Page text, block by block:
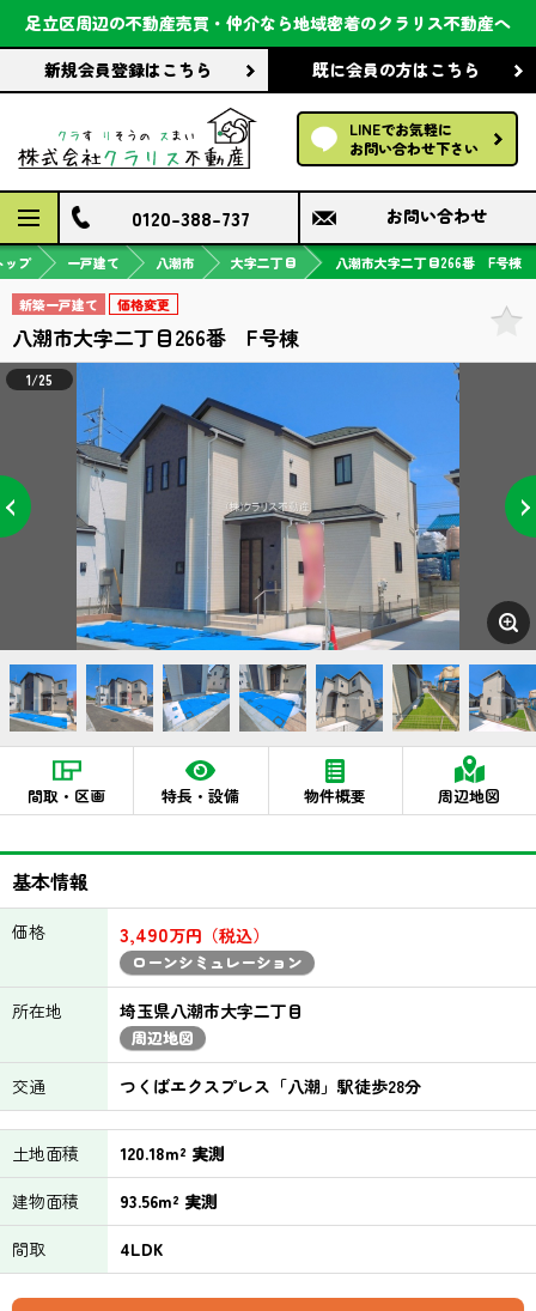
足立区周辺の不動産売買・仲介なら地域密着のクラリス不動産へ
新規会員登録はこちら 既に会員の方はこちら
LINEでお気軽に
お問い合わせ下さい
会社案内
前回の履歴で探す
保存した条件で探す
検討中の物件
0120-388-737 お問い合わせ
ップ 一戸建て 八潮市 大字二丁目 八潮市大字二丁目266番 F号棟
新築一戸建て 価格変更
八潮市大字二丁目266番 F号棟
1/25
間取・区画 特長・設備 物件概要 周辺地図
基本情報
価格 3,490万円（税込）
ローンシミュレーション
所在地 埼玉県八潮市大字二丁目
周辺地図
交通 つくばエクスプレス「八潮」駅徒歩28分
土地面積
120.18m² 実測
建物面積
93.56m² 実測
間取
4LDK